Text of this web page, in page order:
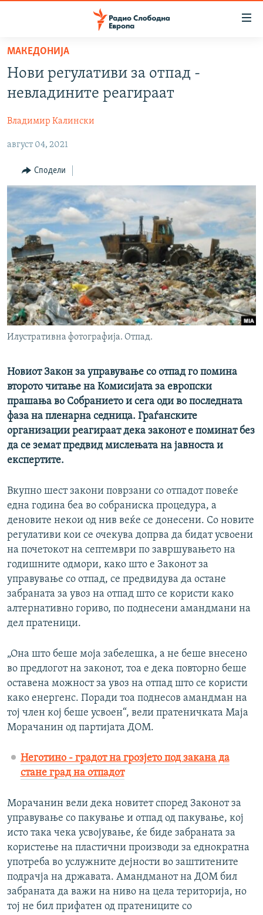
Оди
содржината
Оди
главната
Премини
ВЕСТИ
ШТО ТРЕБА ДА ЗНАЕТЕ
ПРИЈАВИ СЕ ЗА ЊУЗЛЕТЕР
ПОДКАСТ ЗОШТО?
СЛЕДЕТЕ НЕ
РСЕ веб страници
МАКЕДОНИЈА
Нови регулативи за отпад -
невладините реагираат
Владимир Калински
август 04, 2021
Сподели
Илустративна фотографија. Отпад.
Новиот Закон за управување со отпад го помина
второто читање на Комисијата за европски
прашања во Собранието и сега оди во последната
фаза на пленарна седница. Граѓанските
организации реагираат дека законот е поминат без
да се земат предвид мислењата на јавноста и
експертите.
Вкупно шест закони поврзани со отпадот повеќе
една година беа во собраниска процедура, а
деновите некои од нив веќе се донесени. Со новите
регулативи кои се очекува допрва да бидат усвоени
на почетокот на септември по завршувањето на
годишните одмори, како што е Законот за
управување со отпад, се предвидува да остане
забраната за увоз на отпад што се користи како
алтернативно гориво, по поднесени амандмани на
дел пратеници.
„Она што беше моја забелешка, а не беше внесено
во предлогот на законот, тоа е дека повторно беше
оставена можност за увоз на отпад што се користи
како енергенс. Поради тоа поднесов амандман на
тој член кој беше усвоен“, вели пратеничката Маја
Морачанин од партијата ДОМ.
Неготино - градот на грозјето под закана да
стане град на отпадот
Морачанин вели дека новитет според Законот за
управување со пакување и отпад од пакување, кој
исто така чека усвојување, ќе биде забраната за
користење на пластични производи за еднократна
употреба во услужните дејности во заштитените
подрачја на државата. Амандманот на ДОМ бил
забраната да важи на ниво на цела територија, но
тој не бил прифатен од пратениците со